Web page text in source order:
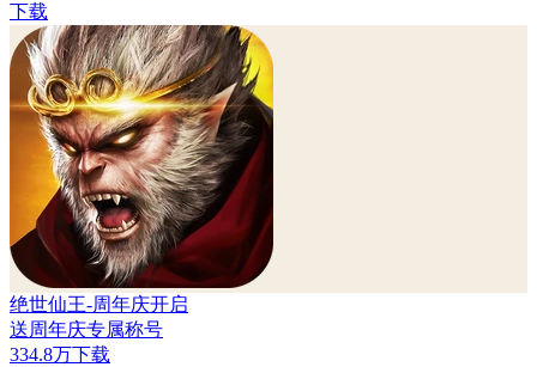
下载
绝世仙王-周年庆开启
送周年庆专属称号
334.8万下载